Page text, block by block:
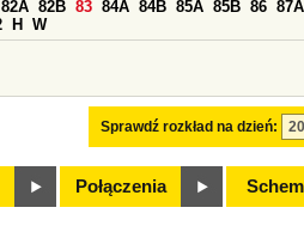
Sprawdź rozkład na dzień:
82A 82B 83 84A 84B 85A 85B 86 87A
H W
Połączenia